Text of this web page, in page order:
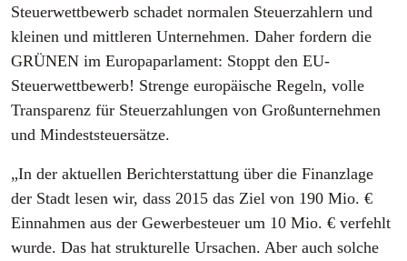
Steuerwettbewerb schadet normalen Steuerzahlern und
kleinen und mittleren Unternehmen. Daher fordern die
GRÜNEN im Europaparlament: Stoppt den EU-
Steuerwettbewerb! Strenge europäische Regeln, volle
Transparenz für Steuerzahlungen von Großunternehmen
und Mindeststeuersätze.
„In der aktuellen Berichterstattung über die Finanzlage
der Stadt lesen wir, dass 2015 das Ziel von 190 Mio. €
Einnahmen aus der Gewerbesteuer um 10 Mio. € verfehlt
wurde. Das hat strukturelle Ursachen. Aber auch solche